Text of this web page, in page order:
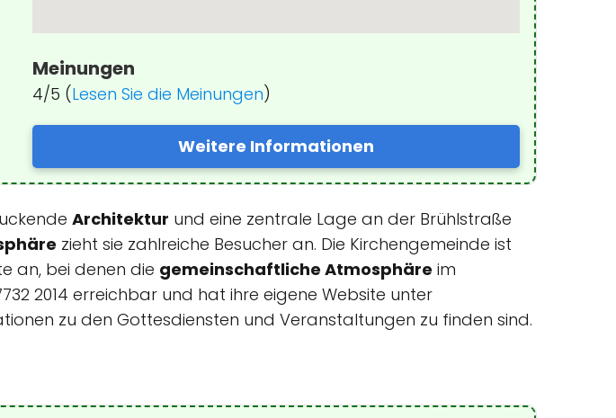
Meinungen
4/5 (Lesen Sie die Meinungen)
Weitere Informationen
Architektur und eine zentrale Lage an der Brühlstraße
zieht sie zahlreiche Besucher an. Die Kirchengemeinde ist
an, bei denen die gemeinschaftliche Atmosphäre im
2014 erreichbar und hat ihre eigene Website unter
zu den Gottesdiensten und Veranstaltungen zu finden sind.